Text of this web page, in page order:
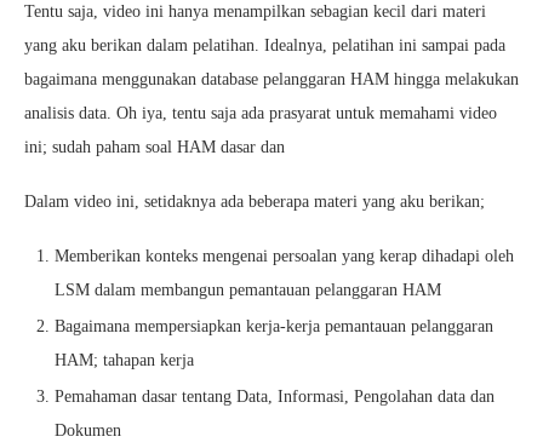
Tentu saja, video ini hanya menampilkan sebagian kecil dari materi
yang aku berikan dalam pelatihan. Idealnya, pelatihan ini sampai pada
bagaimana menggunakan database pelanggaran HAM hingga melakukan
analisis data. Oh iya, tentu saja ada prasyarat untuk memahami video
ini; sudah paham soal HAM dasar dan
Dalam video ini, setidaknya ada beberapa materi yang aku berikan;
Memberikan konteks mengenai persoalan yang kerap dihadapi oleh
LSM dalam membangun pemantauan pelanggaran HAM
Bagaimana mempersiapkan kerja-kerja pemantauan pelanggaran
HAM; tahapan kerja
Pemahaman dasar tentang Data, Informasi, Pengolahan data dan
Dokumen